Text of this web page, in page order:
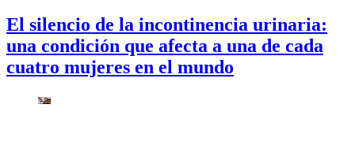
El silencio de la incontinencia urinaria:
una condición que afecta a una de cada
cuatro mujeres en el mundo